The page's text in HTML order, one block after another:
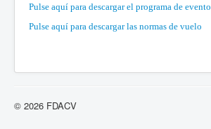
Pulse aquí para descargar el programa de evento
Pulse aquí para descargar las normas de vuelo
© 2026 FDACV